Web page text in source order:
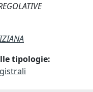
tipologie: